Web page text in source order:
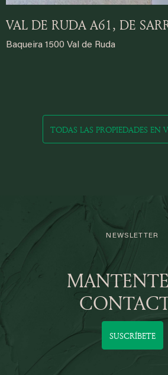
VAL DE RUDA A61, DE
Baqueira 1500 Val de Ruda
TODAS LAS PROPIEDADES EN
NEWSLETTER
SUSCRÍBETE